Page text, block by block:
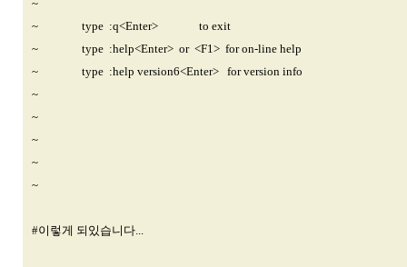
~
~ type :q<Enter> to exit
~ type :help<Enter> or <F1> for on-line help
~ type :help version6<Enter> for version info
~
~
~
~
~
#이렇게 되있습니다...